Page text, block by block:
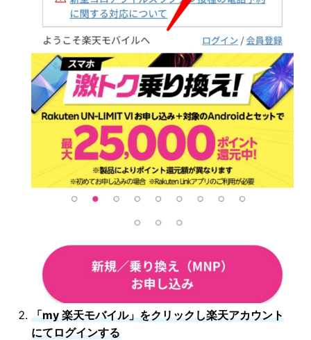
「my 楽天モバイル」をクリックし楽天アカウント
にてログインする